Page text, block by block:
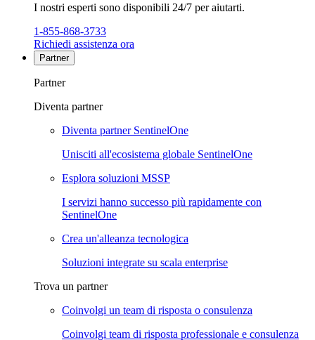
I nostri esperti sono disponibili 24/7 per aiutarti.
1-855-868-3733
Richiedi assistenza ora
Partner
Partner
Diventa partner
Diventa partner SentinelOne
Unisciti all'ecosistema globale SentinelOne
Esplora soluzioni MSSP
I servizi hanno successo più rapidamente con
SentinelOne
Crea un'alleanza tecnologica
Soluzioni integrate su scala enterprise
Trova un partner
Coinvolgi un team di risposta o consulenza
Coinvolgi team di risposta professionale e consulenza